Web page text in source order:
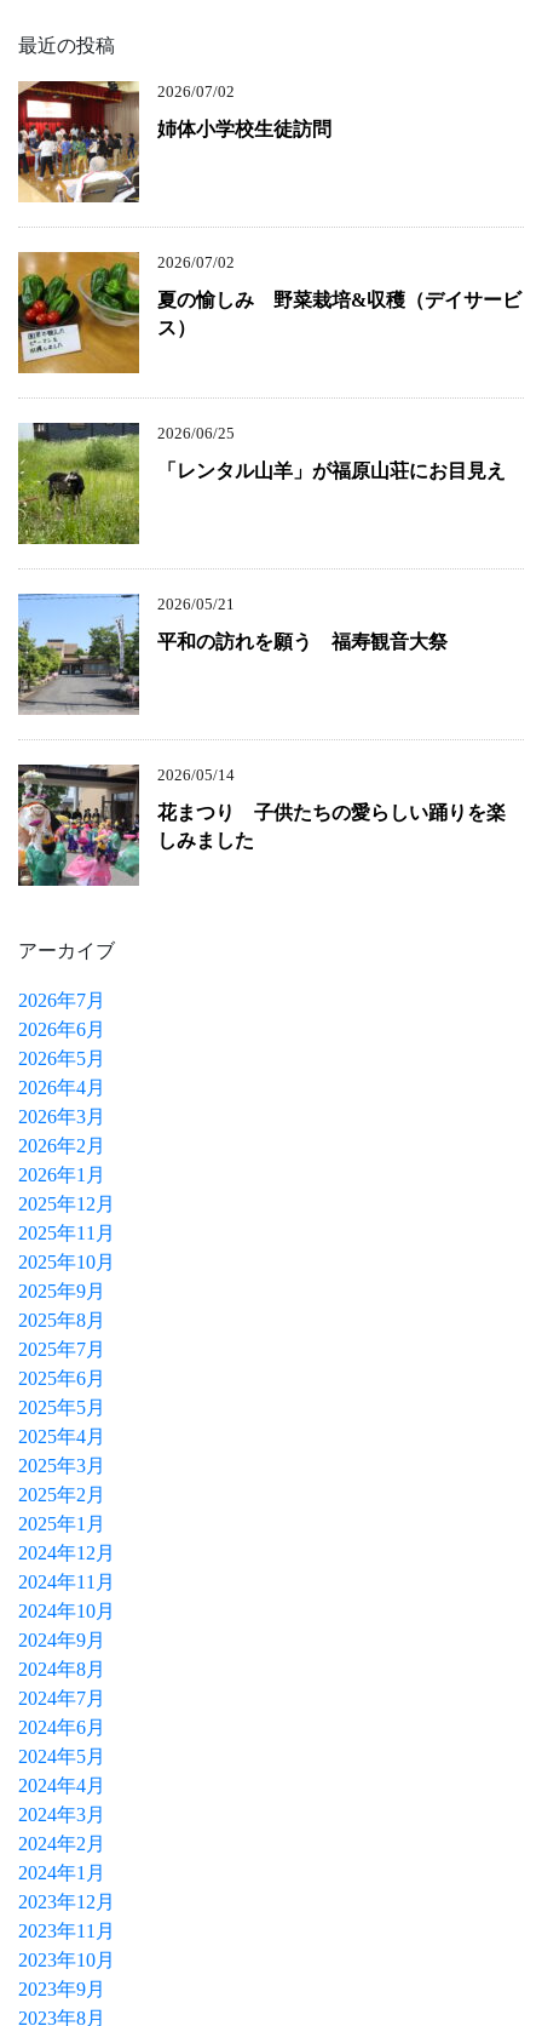
最近の投稿
2026/07/02
姉体小学校生徒訪問
2026/07/02
夏の愉しみ 野菜栽培&収穫（デイサービ
ス）
2026/06/25
「レンタル山羊」が福原山荘にお目見え
2026/05/21
平和の訪れを願う 福寿観音大祭
2026/05/14
花まつり 子供たちの愛らしい踊りを楽
しみました
アーカイブ
2026年7月
2026年6月
2026年5月
2026年4月
2026年3月
2026年2月
2026年1月
2025年12月
2025年11月
2025年10月
2025年9月
2025年8月
2025年7月
2025年6月
2025年5月
2025年4月
2025年3月
2025年2月
2025年1月
2024年12月
2024年11月
2024年10月
2024年9月
2024年8月
2024年7月
2024年6月
2024年5月
2024年4月
2024年3月
2024年2月
2024年1月
2023年12月
2023年11月
2023年10月
2023年9月
2023年8月